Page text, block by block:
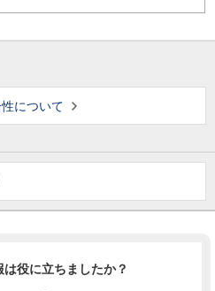
について
役に立ちましたか？